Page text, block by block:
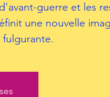
guerre et les
une nouvelle
fulgurante.